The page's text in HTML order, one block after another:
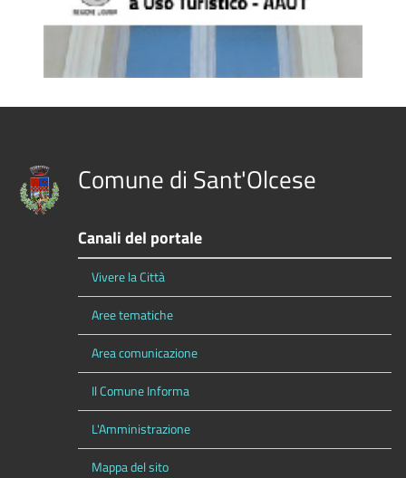
Comune di Sant'Olcese
Canali del portale
Vivere la Città
Aree tematiche
Area comunicazione
Il Comune Informa
L'Amministrazione
Mappa del sito